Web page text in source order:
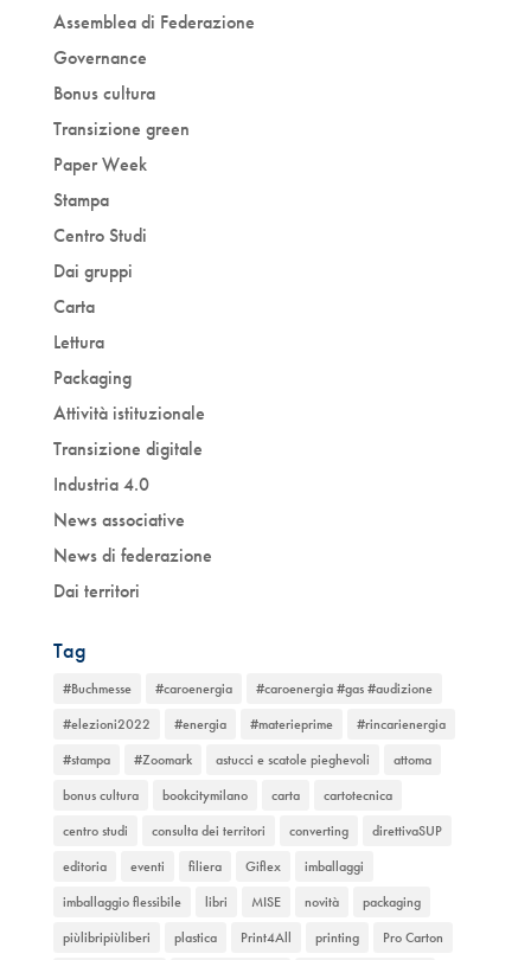
Assemblea di Federazione
Governance
Bonus cultura
Transizione green
Paper Week
Stampa
Centro Studi
Dai gruppi
Carta
Lettura
Packaging
Attività istituzionale
Transizione digitale
Industria 4.0
News associative
News di federazione
Dai territori
Tag
#Buchmesse #caroenergia
#caroenergia #gas #audizione
#elezioni2022
#energia #materieprime
#rincarienergia
#stampa
#Zoomark astucci e scatole pieghevoli
attoma
bonus cultura
bookcitymilano carta
cartotecnica
centro studi
consulta dei territori converting
direttivaSUP
editoria
eventi filiera Giflex
imballaggi
imballaggio flessibile
libri MISE novità
packaging
piùlibripiùliberi
plastica Print4All printing
Pro Carton